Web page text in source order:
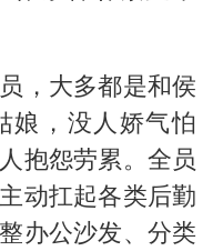
，大多都是和侯
娘，没人娇气怕
抱怨劳累。全员
动扛起各类后勤
办公沙发、分类